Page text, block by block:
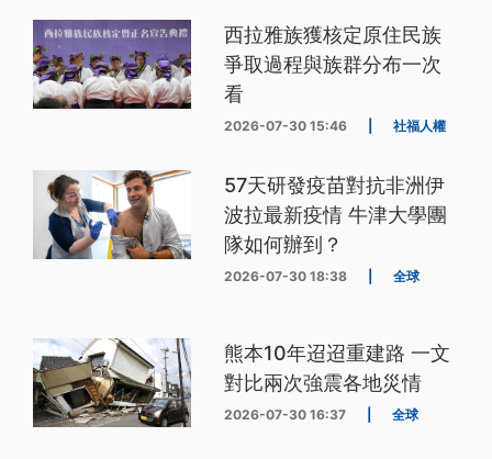
西拉雅族獲核定原住民族
爭取過程與族群分布一次
看
2026-07-30 15:46 社福人權
57天研發疫苗對抗非洲伊
波拉最新疫情 牛津大學團
隊如何辦到？
2026-07-30 18:38 全球
熊本10年迢迢重建路 一文
對比兩次強震各地災情
2026-07-30 16:37 全球